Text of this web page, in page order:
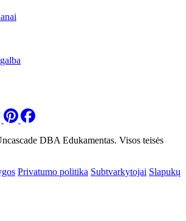
DBA Edukamentas. Visos teisės
Privatumo politika Subtvarkytojai Slapukų